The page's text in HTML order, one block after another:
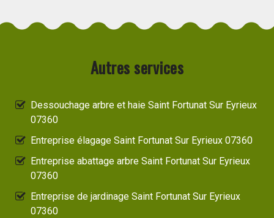
Autres services
Dessouchage arbre et haie Saint Fortunat Sur Eyrieux
07360
Entreprise élagage Saint Fortunat Sur Eyrieux 07360
Entreprise abattage arbre Saint Fortunat Sur Eyrieux
07360
Entreprise de jardinage Saint Fortunat Sur Eyrieux
07360